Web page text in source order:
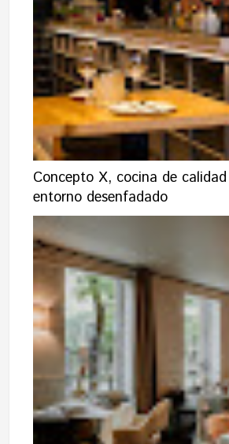
Concepto X, cocina de
entorno desenfadado